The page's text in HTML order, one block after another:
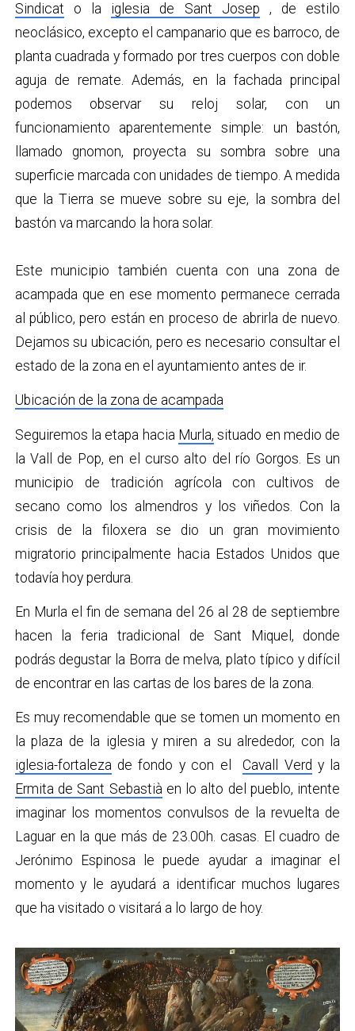
Sindicat o la iglesia de Sant Josep , de estilo
neoclásico, excepto el campanario que es barroco, de
planta cuadrada y formado por tres cuerpos con doble
aguja de remate. Además, en la fachada principal
podemos observar su reloj solar, con un
funcionamiento aparentemente simple: un bastón,
llamado gnomon, proyecta su sombra sobre una
superficie marcada con unidades de tiempo. A medida
que la Tierra se mueve sobre su eje, la sombra del
bastón va marcando la hora solar.
Este municipio también cuenta con una zona de
acampada que en ese momento permanece cerrada
al público, pero están en proceso de abrirla de nuevo.
Dejamos su ubicación, pero es necesario consultar el
estado de la zona en el ayuntamiento antes de ir.
Ubicación de la zona de acampada
Seguiremos la etapa hacia Murla, situado en medio de
la Vall de Pop, en el curso alto del río Gorgos. Es un
municipio de tradición agrícola con cultivos de
secano como los almendros y los viñedos. Con la
crisis de la filoxera se dio un gran movimiento
migratorio principalmente hacia Estados Unidos que
todavía hoy perdura.
En Murla el fin de semana del 26 al 28 de septiembre
hacen la feria tradicional de Sant Miquel, donde
podrás degustar la Borra de melva, plato típico y difícil
de encontrar en las cartas de los bares de la zona.
Es muy recomendable que se tomen un momento en
la plaza de la iglesia y miren a su alrededor, con la
iglesia-fortaleza de fondo y con elCavall Verd y la
Ermita de Sant Sebastià en lo alto del pueblo, intente
imaginar los momentos convulsos de la revuelta de
Laguar en la que más de 23.00h. casas. El cuadro de
Jerónimo Espinosa le puede ayudar a imaginar el
momento y le ayudará a identificar muchos lugares
que ha visitado o visitará a lo largo de hoy.